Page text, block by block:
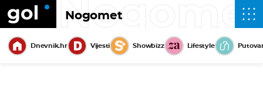
Nogomet
Dnevnik.hr Vijesti Showbizz Lifestyle